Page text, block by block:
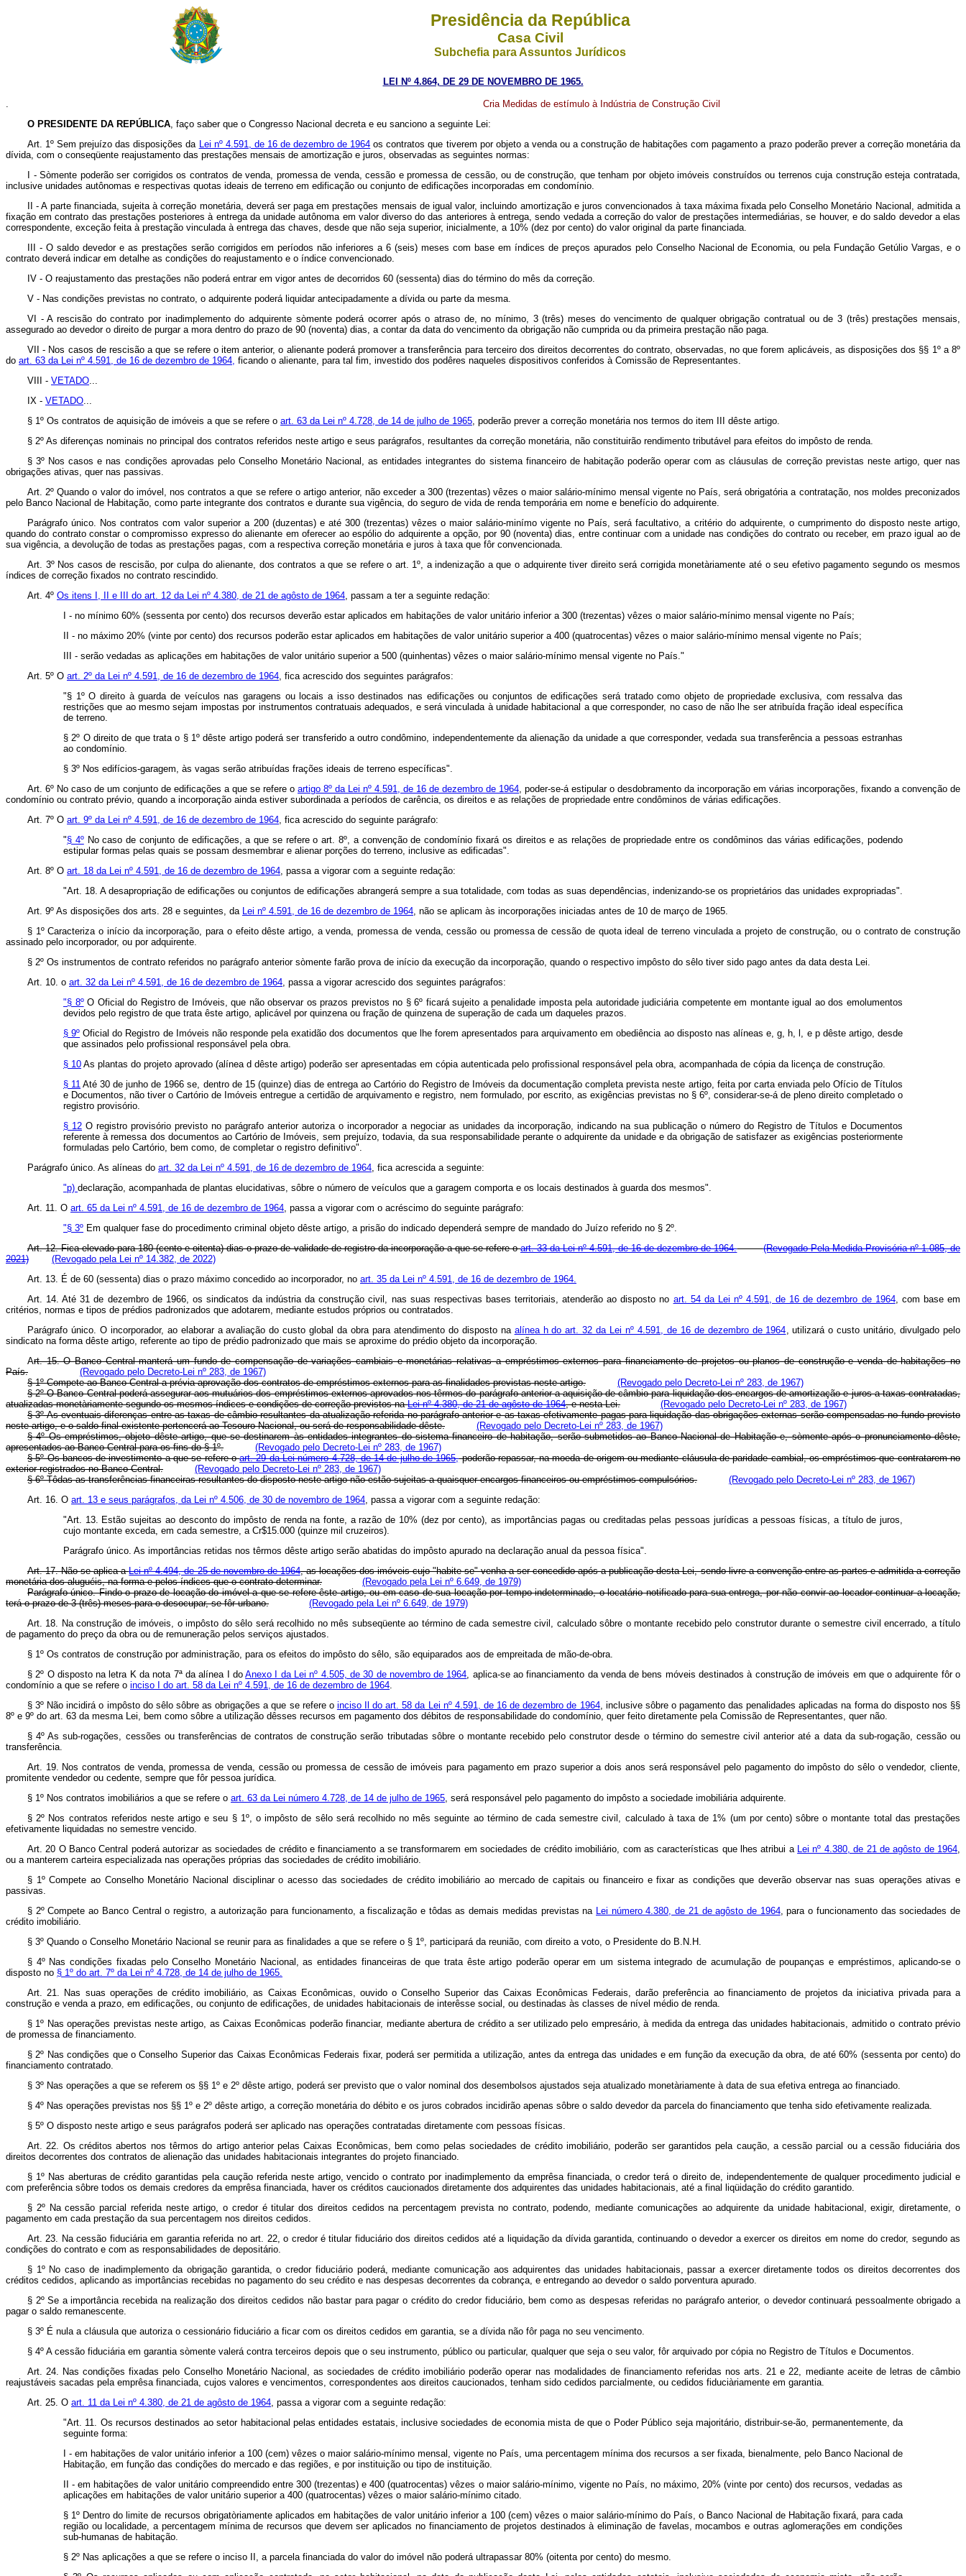
Presidência da República
Casa Civil
Subchefia para Assuntos Jurídicos
LEI Nº 4.864, DE 29 DE NOVEMBRO DE 1965.
.
Cria Medidas de estímulo à Indústria de Construção Civil
O PRESIDENTE DA REPÚBLICA, faço saber que o Congresso Nacional decreta e eu sanciono a seguinte Lei:
Art. 1º Sem prejuízo das disposições da Lei nº 4.591, de 16 de dezembro de 1964 os contratos que tiverem por objeto a venda ou a construção de habitações com pagamento a prazo poderão prever a correção monetária da
dívida, com o conseqüente reajustamento das prestações mensais de amortização e juros, observadas as seguintes normas:
I - Sòmente poderão ser corrigidos os contratos de venda, promessa de venda, cessão e promessa de cessão, ou de construção, que tenham por objeto imóveis construídos ou terrenos cuja construção esteja contratada,
inclusive unidades autônomas e respectivas quotas ideais de terreno em edificação ou conjunto de edificações incorporadas em condomínio.
II - A parte financiada, sujeita à correção monetária, deverá ser paga em prestações mensais de igual valor, incluindo amortização e juros convencionados à taxa máxima fixada pelo Conselho Monetário Nacional, admitida a
fixação em contrato das prestações posteriores à entrega da unidade autônoma em valor diverso do das anteriores à entrega, sendo vedada a correção do valor de prestações intermediárias, se houver, e do saldo devedor a elas
correspondente, exceção feita à prestação vinculada à entrega das chaves, desde que não seja superior, inicialmente, a 10% (dez por cento) do valor original da parte financiada.
III - O saldo devedor e as prestações serão corrigidos em períodos não inferiores a 6 (seis) meses com base em índices de preços apurados pelo Conselho Nacional de Economia, ou pela Fundação Getúlio Vargas, e o
contrato deverá indicar em detalhe as condições do reajustamento e o índice convencionado.
IV - O reajustamento das prestações não poderá entrar em vigor antes de decorridos 60 (sessenta) dias do término do mês da correção.
V - Nas condições previstas no contrato, o adquirente poderá liquidar antecipadamente a dívida ou parte da mesma.
VI - A rescisão do contrato por inadimplemento do adquirente sòmente poderá ocorrer após o atraso de, no mínimo, 3 (três) meses do vencimento de qualquer obrigação contratual ou de 3 (três) prestações mensais,
assegurado ao devedor o direito de purgar a mora dentro do prazo de 90 (noventa) dias, a contar da data do vencimento da obrigação não cumprida ou da primeira prestação não paga.
VII - Nos casos de rescisão a que se refere o item anterior, o alienante poderá promover a transferência para terceiro dos direitos decorrentes do contrato, observadas, no que forem aplicáveis, as disposições dos §§ 1º a 8º
do art. 63 da Lei nº 4.591, de 16 de dezembro de 1964, ficando o alienante, para tal fim, investido dos podêres naqueles dispositivos conferidos à Comissão de Representantes.
VIII - VETADO...
IX - VETADO...
§ 1º Os contratos de aquisição de imóveis a que se refere o art. 63 da Lei nº 4.728, de 14 de julho de 1965, poderão prever a correção monetária nos termos do item III dêste artigo.
§ 2º As diferenças nominais no principal dos contratos referidos neste artigo e seus parágrafos, resultantes da correção monetária, não constituirão rendimento tributável para efeitos do impôsto de renda.
§ 3º Nos casos e nas condições aprovadas pelo Conselho Monetário Nacional, as entidades integrantes do sistema financeiro de habitação poderão operar com as cláusulas de correção previstas neste artigo, quer nas
obrigações ativas, quer nas passivas.
Art. 2º Quando o valor do imóvel, nos contratos a que se refere o artigo anterior, não exceder a 300 (trezentas) vêzes o maior salário-mínimo mensal vigente no País, será obrigatória a contratação, nos moldes preconizados
pelo Banco Nacional de Habitação, como parte integrante dos contratos e durante sua vigência, do seguro de vida de renda temporária em nome e benefício do adquirente.
Parágrafo único. Nos contratos com valor superior a 200 (duzentas) e até 300 (trezentas) vêzes o maior salário-minímo vigente no País, será facultativo, a critério do adquirente, o cumprimento do disposto neste artigo,
quando do contrato constar o compromisso expresso do alienante em oferecer ao espólio do adquirente a opção, por 90 (noventa) dias, entre continuar com a unidade nas condições do contrato ou receber, em prazo igual ao de
sua vigência, a devolução de todas as prestações pagas, com a respectiva correção monetária e juros à taxa que fôr convencionada.
Art. 3º Nos casos de rescisão, por culpa do alienante, dos contratos a que se refere o art. 1º, a indenização a que o adquirente tiver direito será corrigida monetàriamente até o seu efetivo pagamento segundo os mesmos
índices de correção fixados no contrato rescindido.
Art. 4º Os itens I, II e III do art. 12 da Lei nº 4.380, de 21 de agôsto de 1964, passam a ter a seguinte redação:
I - no mínimo 60% (sessenta por cento) dos recursos deverão estar aplicados em habitações de valor unitário inferior a 300 (trezentas) vêzes o maior salário-mínimo mensal vigente no País;
II - no máximo 20% (vinte por cento) dos recursos poderão estar aplicados em habitações de valor unitário superior a 400 (quatrocentas) vêzes o maior salário-mínimo mensal vigente no País;
III - serão vedadas as aplicações em habitações de valor unitário superior a 500 (quinhentas) vêzes o maior salário-mínimo mensal vigente no País."
Art. 5º O art. 2º da Lei nº 4.591, de 16 de dezembro de 1964, fica acrescido dos seguintes parágrafos:
"§ 1º O direito à guarda de veículos nas garagens ou locais a isso destinados nas edificações ou conjuntos de edificações será tratado como objeto de propriedade exclusiva, com ressalva das
restrições que ao mesmo sejam impostas por instrumentos contratuais adequados, e será vinculada à unidade habitacional a que corresponder, no caso de não lhe ser atribuída fração ideal específica
de terreno.
§ 2º O direito de que trata o § 1º dêste artigo poderá ser transferido a outro condômino, independentemente da alienação da unidade a que corresponder, vedada sua transferência a pessoas estranhas
ao condomínio.
§ 3º Nos edifícios-garagem, às vagas serão atribuídas frações ideais de terreno específicas".
Art. 6º No caso de um conjunto de edificações a que se refere o artigo 8º da Lei nº 4.591, de 16 de dezembro de 1964, poder-se-á estipular o desdobramento da incorporação em várias incorporações, fixando a convenção de
condomínio ou contrato prévio, quando a incorporação ainda estiver subordinada a períodos de carência, os direitos e as relações de propriedade entre condôminos de várias edificações.
Art. 7º O art. 9º da Lei nº 4.591, de 16 de dezembro de 1964, fica acrescido do seguinte parágrafo:
"§ 4ºNo caso de conjunto de edificações, a que se refere o art. 8º, a convenção de condomínio fixará os direitos e as relações de propriedade entre os condôminos das várias edificações, podendo
estipular formas pelas quais se possam desmembrar e alienar porções do terreno, inclusive as edificadas".
Art. 8º O art. 18 da Lei nº 4.591, de 16 de dezembro de 1964, passa a vigorar com a seguinte redação:
"Art. 18. A desapropriação de edificações ou conjuntos de edificações abrangerá sempre a sua totalidade, com todas as suas dependências, indenizando-se os proprietários das unidades expropriadas".
Art. 9º As disposições dos arts. 28 e seguintes, da Lei nº 4.591, de 16 de dezembro de 1964, não se aplicam às incorporações iniciadas antes de 10 de março de 1965.
§ 1º Caracteriza o início da incorporação, para o efeito dêste artigo, a venda, promessa de venda, cessão ou promessa de cessão de quota ideal de terreno vinculada a projeto de construção, ou o contrato de construção
assinado pelo incorporador, ou por adquirente.
§ 2º Os instrumentos de contrato referidos no parágrafo anterior sòmente farão prova de início da execução da incorporação, quando o respectivo impôsto do sêlo tiver sido pago antes da data desta Lei.
Art. 10. o art. 32 da Lei nº 4.591, de 16 de dezembro de 1964, passa a vigorar acrescido dos seguintes parágrafos:
"§ 8ºO Oficial do Registro de Imóveis, que não observar os prazos previstos no § 6º ficará sujeito a penalidade imposta pela autoridade judiciária competente em montante igual ao dos emolumentos
devidos pelo registro de que trata êste artigo, aplicável por quinzena ou fração de quinzena de superação de cada um daqueles prazos.
§ 9º Oficial do Registro de Imóveis não responde pela exatidão dos documentos que lhe forem apresentados para arquivamento em obediência ao disposto nas alíneas e, g, h, l, e p dêste artigo, desde
que assinados pelo profissional responsável pela obra.
§ 10 As plantas do projeto aprovado (alínea d dêste artigo) poderão ser apresentadas em cópia autenticada pelo profissional responsável pela obra, acompanhada de cópia da licença de construção.
§ 11 Até 30 de junho de 1966 se, dentro de 15 (quinze) dias de entrega ao Cartório do Registro de Imóveis da documentação completa prevista neste artigo, feita por carta enviada pelo Ofício de Títulos
e Documentos, não tiver o Cartório de Imóveis entregue a certidão de arquivamento e registro, nem formulado, por escrito, as exigências previstas no § 6º, considerar-se-á de pleno direito completado o
registro provisório.
§ 12 O registro provisório previsto no parágrafo anterior autoriza o incorporador a negociar as unidades da incorporação, indicando na sua publicação o número do Registro de Títulos e Documentos
referente à remessa dos documentos ao Cartório de Imóveis, sem prejuízo, todavia, da sua responsabilidade perante o adquirente da unidade e da obrigação de satisfazer as exigências posteriormente
formuladas pelo Cartório, bem como, de completar o registro definitivo".
Parágrafo único. As alíneas do art. 32 da Lei nº 4.591, de 16 de dezembro de 1964, fica acrescida a seguinte:
"p) declaração, acompanhada de plantas elucidativas, sôbre o número de veículos que a garagem comporta e os locais destinados à guarda dos mesmos".
Art. 11. O art. 65 da Lei nº 4.591, de 16 de dezembro de 1964, passa a vigorar com o acréscimo do seguinte parágrafo:
"§ 3º Em qualquer fase do procedimento criminal objeto dêste artigo, a prisão do indicado dependerá sempre de mandado do Juízo referido no § 2º.
Art. 12. Fica elevado para 180 (cento e oitenta) dias o prazo de validade de registro da incorporação a que se refere oart. 33 da Lei nº 4.591, de 16 de dezembro de 1964.
(Revogado Pela Medida Provisória nº 1.085, de
2021)
(Revogado pela Lei nº 14.382, de 2022)
Art. 13. É de 60 (sessenta) dias o prazo máximo concedido ao incorporador, no art. 35 da Lei nº 4.591, de 16 de dezembro de 1964.
Art. 14. Até 31 de dezembro de 1966, os sindicatos da indústria da construção civil, nas suas respectivas bases territoriais, atenderão ao disposto no art. 54 da Lei nº 4.591, de 16 de dezembro de 1964, com base em
critérios, normas e tipos de prédios padronizados que adotarem, mediante estudos próprios ou contratados.
Parágrafo único. O incorporador, ao elaborar a avaliação do custo global da obra para atendimento do disposto na alínea h do art. 32 da Lei nº 4.591, de 16 de dezembro de 1964, utilizará o custo unitário, divulgado pelo
sindicato na forma dêste artigo, referente ao tipo de prédio padronizado que mais se aproxime do prédio objeto da incorporação.
Art. 15. O Banco Central manterá um fundo de compensação de variações cambiais e monetárias relativas a empréstimos externos para financiamento de projetos ou planos de construção e venda de habitações no
País.
(Revogado pelo Decreto-Lei nº 283, de 1967)
§ 1º Compete ao Banco Central a prévia aprovação dos contratos de empréstimos externos para as finalidades previstas neste artigo.
(Revogado pelo Decreto-Lei nº 283, de 1967)
§ 2º O Banco Central poderá assegurar aos mutuários dos empréstimos externos aprovados nos têrmos do parágrafo anterior a aquisição de câmbio para liquidação dos encargos de amortização e juros a taxas contratadas,
atualizadas monetàriamente segundo os mesmos índices e condições de correção previstos naLei nº 4.380, de 21 de agôsto de 1964, e nesta Lei.
(Revogado pelo Decreto-Lei nº 283, de 1967)
§ 3º As eventuais diferenças entre as taxas de câmbio resultantes da atualização referida no parágrafo anterior e as taxas efetivamente pagas para liquidação das obrigações externas serão compensadas no fundo previsto
neste artigo, e o saldo final existente pertencerá ao Tesouro Nacional, ou será de responsabilidade dêste.
(Revogado pelo Decreto-Lei nº 283, de 1967)
§ 4º Os empréstimos, objeto dêste artigo, que se destinarem às entidades integrantes do sistema financeiro de habitação, serão submetidos ao Banco Nacional de Habitação e, sòmente após o pronunciamento dêste,
apresentados ao Banco Central para os fins do § 1º.
(Revogado pelo Decreto-Lei nº 283, de 1967)
§ 5º Os bancos de investimento a que se refere oart. 29 da Lei número 4.728, de 14 de julho de 1965,poderão repassar, na moeda de origem ou mediante cláusula de paridade cambial, os empréstimos que contratarem no
exterior registrados no Banco Central.
(Revogado pelo Decreto-Lei nº 283, de 1967)
§ 6º Tôdas as transferências financeiras resultantes do disposto neste artigo não estão sujeitas a quaisquer encargos financeiros ou empréstimos compulsórios.
(Revogado pelo Decreto-Lei nº 283, de 1967)
Art. 16. O art. 13 e seus parágrafos, da Lei nº 4.506, de 30 de novembro de 1964, passa a vigorar com a seguinte redação:
"Art. 13. Estão sujeitas ao desconto do impôsto de renda na fonte, a razão de 10% (dez por cento), as importâncias pagas ou creditadas pelas pessoas jurídicas a pessoas físicas, a título de juros,
cujo montante exceda, em cada semestre, a Cr$15.000 (quinze mil cruzeiros).
Parágrafo único. As importâncias retidas nos têrmos dêste artigo serão abatidas do impôsto apurado na declaração anual da pessoa física".
Art. 17. Não se aplica aLei nº 4.494, de 25 de novembro de 1964, as locações dos imóveis cujo "habite-se" venha a ser concedido após a publicação desta Lei, sendo livre a convenção entre as partes e admitida a correção
monetária dos aluguéis, na forma e pelos índices que o contrato determinar.
(Revogado pela Lei nº 6.649, de 1979)
Parágrafo único. Findo o prazo de locação do imóvel a que se refere êste artigo, ou em caso de sua locação por tempo indeterminado, o locatário notificado para sua entrega, por não convir ao locador continuar a locação,
terá o prazo de 3 (três) meses para o desocupar, se fôr urbano.
(Revogado pela Lei nº 6.649, de 1979)
Art. 18. Na construção de imóveis, o impôsto do sêlo será recolhido no mês subseqüente ao término de cada semestre civil, calculado sôbre o montante recebido pelo construtor durante o semestre civil encerrado, a título
de pagamento do preço da obra ou de remuneração pelos serviços ajustados.
§ 1º Os contratos de construção por administração, para os efeitos do impôsto do sêlo, são equiparados aos de empreitada de mão-de-obra.
§ 2º O disposto na letra K da nota 7ª da alínea I doAnexo I da Lei nº 4.505, de 30 de novembro de 1964, aplica-se ao financiamento da venda de bens móveis destinados à construção de imóveis em que o adquirente fôr o
condomínio a que se refere o inciso I do art. 58 da Lei nº 4.591, de 16 de dezembro de 1964.
§ 3º Não incidirá o impôsto do sêlo sôbre as obrigações a que se refere o inciso Il do art. 58 da Lei nº 4.591, de 16 de dezembro de 1964, inclusive sôbre o pagamento das penalidades aplicadas na forma do disposto nos §§
8º e 9º do art. 63 da mesma Lei, bem como sôbre a utilização dêsses recursos em pagamento dos débitos de responsabilidade do condomínio, quer feito diretamente pela Comissão de Representantes, quer não.
§ 4º As sub-rogações, cessões ou transferências de contratos de construção serão tributadas sôbre o montante recebido pelo construtor desde o término do semestre civil anterior até a data da sub-rogação, cessão ou
transferência.
Art. 19. Nos contratos de venda, promessa de venda, cessão ou promessa de cessão de imóveis para pagamento em prazo superior a dois anos será responsável pelo pagamento do impôsto do sêlo o vendedor, cliente,
promitente vendedor ou cedente, sempre que fôr pessoa jurídica.
§ 1º Nos contratos imobiliários a que se refere o art. 63 da Lei número 4.728, de 14 de julho de 1965, será responsável pelo pagamento do impôsto a sociedade imobiliária adquirente.
§ 2º Nos contratos referidos neste artigo e seu § 1º, o impôsto de sêlo será recolhido no mês seguinte ao término de cada semestre civil, calculado à taxa de 1% (um por cento) sôbre o montante total das prestações
efetivamente liquidadas no semestre vencido.
Art. 20 O Banco Central poderá autorizar as sociedades de crédito e financiamento a se transformarem em sociedades de crédito imobiliário, com as características que lhes atribui a Lei nº 4.380, de 21 de agôsto de 1964,
ou a manterem carteira especializada nas operações próprias das sociedades de crédito imobiliário.
§ 1º Compete ao Conselho Monetário Nacional disciplinar o acesso das sociedades de crédito imobiliário ao mercado de capitais ou financeiro e fixar as condições que deverão observar nas suas operações ativas e
passivas.
§ 2º Compete ao Banco Central o registro, a autorização para funcionamento, a fiscalização e tôdas as demais medidas previstas na Lei número 4.380, de 21 de agôsto de 1964, para o funcionamento das sociedades de
crédito imobiliário.
§ 3º Quando o Conselho Monetário Nacional se reunir para as finalidades a que se refere o § 1º, participará da reunião, com direito a voto, o Presidente do B.N.H.
§ 4º Nas condições fixadas pelo Conselho Monetário Nacional, as entidades financeiras de que trata êste artigo poderão operar em um sistema integrado de acumulação de poupanças e empréstimos, aplicando-se o
disposto no § 1º do art. 7º da Lei nº 4.728, de 14 de julho de 1965.
Art. 21. Nas suas operações de crédito imobiliário, as Caixas Econômicas, ouvido o Conselho Superior das Caixas Econômicas Federais, darão preferência ao financiamento de projetos da iniciativa privada para a
construção e venda a prazo, em edificações, ou conjunto de edificações, de unidades habitacionais de interêsse social, ou destinadas às classes de nível médio de renda.
§ 1º Nas operações previstas neste artigo, as Caixas Econômicas poderão financiar, mediante abertura de crédito a ser utilizado pelo empresário, à medida da entrega das unidades habitacionais, admitido o contrato prévio
de promessa de financiamento.
§ 2º Nas condições que o Conselho Superior das Caixas Econômicas Federais fixar, poderá ser permitida a utilização, antes da entrega das unidades e em função da execução da obra, de até 60% (sessenta por cento) do
financiamento contratado.
§ 3º Nas operações a que se referem os §§ 1º e 2º dêste artigo, poderá ser previsto que o valor nominal dos desembolsos ajustados seja atualizado monetàriamente à data de sua efetiva entrega ao financiado.
§ 4º Nas operações previstas nos §§ 1º e 2º dêste artigo, a correção monetária do débito e os juros cobrados incidirão apenas sôbre o saldo devedor da parcela do financiamento que tenha sido efetivamente realizada.
§ 5º O disposto neste artigo e seus parágrafos poderá ser aplicado nas operações contratadas diretamente com pessoas físicas.
Art. 22. Os créditos abertos nos têrmos do artigo anterior pelas Caixas Econômicas, bem como pelas sociedades de crédito imobiliário, poderão ser garantidos pela caução, a cessão parcial ou a cessão fiduciária dos
direitos decorrentes dos contratos de alienação das unidades habitacionais integrantes do projeto financiado.
§ 1º Nas aberturas de crédito garantidas pela caução referida neste artigo, vencido o contrato por inadimplemento da emprêsa financiada, o credor terá o direito de, independentemente de qualquer procedimento judicial e
com preferência sôbre todos os demais credores da emprêsa financiada, haver os créditos caucionados diretamente dos adquirentes das unidades habitacionais, até a final liqüidação do crédito garantido.
§ 2º Na cessão parcial referida neste artigo, o credor é titular dos direitos cedidos na percentagem prevista no contrato, podendo, mediante comunicações ao adquirente da unidade habitacional, exigir, diretamente, o
pagamento em cada prestação da sua percentagem nos direitos cedidos.
Art. 23. Na cessão fiduciária em garantia referida no art. 22, o credor é titular fiduciário dos direitos cedidos até a liquidação da dívida garantida, continuando o devedor a exercer os direitos em nome do credor, segundo as
condições do contrato e com as responsabilidades de depositário.
§ 1º No caso de inadimplemento da obrigação garantida, o credor fiduciário poderá, mediante comunicação aos adquirentes das unidades habitacionais, passar a exercer diretamente todos os direitos decorrentes dos
créditos cedidos, aplicando as importâncias recebidas no pagamento do seu crédito e nas despesas decorrentes da cobrança, e entregando ao devedor o saldo porventura apurado.
§ 2º Se a importância recebida na realização dos direitos cedidos não bastar para pagar o crédito do credor fiduciário, bem como as despesas referidas no parágrafo anterior, o devedor continuará pessoalmente obrigado a
pagar o saldo remanescente.
§ 3º É nula a cláusula que autoriza o cessionário fiduciário a ficar com os direitos cedidos em garantia, se a dívida não fôr paga no seu vencimento.
§ 4º A cessão fiduciária em garantia sòmente valerá contra terceiros depois que o seu instrumento, público ou particular, qualquer que seja o seu valor, fôr arquivado por cópia no Registro de Títulos e Documentos.
Art. 24. Nas condições fixadas pelo Conselho Monetário Nacional, as sociedades de crédito imobiliário poderão operar nas modalidades de financiamento referidas nos arts. 21 e 22, mediante aceite de letras de câmbio
reajustáveis sacadas pela emprêsa financiada, cujos valores e vencimentos, correspondentes aos direitos caucionados, tenham sido cedidos parcialmente, ou cedidos fiduciàriamente em garantia.
Art. 25. O art. 11 da Lei nº 4.380, de 21 de agôsto de 1964, passa a vigorar com a seguinte redação:
"Art. 11. Os recursos destinados ao setor habitacional pelas entidades estatais, inclusive sociedades de economia mista de que o Poder Público seja majoritário, distribuir-se-ão, permanentemente, da
seguinte forma:
I - em habitações de valor unitário inferior a 100 (cem) vêzes o maior salário-mínimo mensal, vigente no País, uma percentagem mínima dos recursos a ser fixada, bienalmente, pelo Banco Nacional de
Habitação, em função das condições do mercado e das regiões, e por instituição ou tipo de instituição.
II - em habitações de valor unitário compreendido entre 300 (trezentas) e 400 (quatrocentas) vêzes o maior salário-mínimo, vigente no País, no máximo, 20% (vinte por cento) dos recursos, vedadas as
aplicações em habitações de valor unitário superior a 400 (quatrocentas) vêzes o maior salário-mínimo citado.
§ 1º Dentro do limite de recursos obrigatòriamente aplicados em habitações de valor unitário inferior a 100 (cem) vêzes o maior salário-mínimo do País, o Banco Nacional de Habitação fixará, para cada
região ou localidade, a percentagem mínima de recursos que devem ser aplicados no financiamento de projetos destinados à eliminação de favelas, mocambos e outras aglomerações em condições
sub-humanas de habitação.
§ 2º Nas aplicações a que se refere o inciso II, a parcela financiada do valor do imóvel não poderá ultrapassar 80% (oitenta por cento) do mesmo.